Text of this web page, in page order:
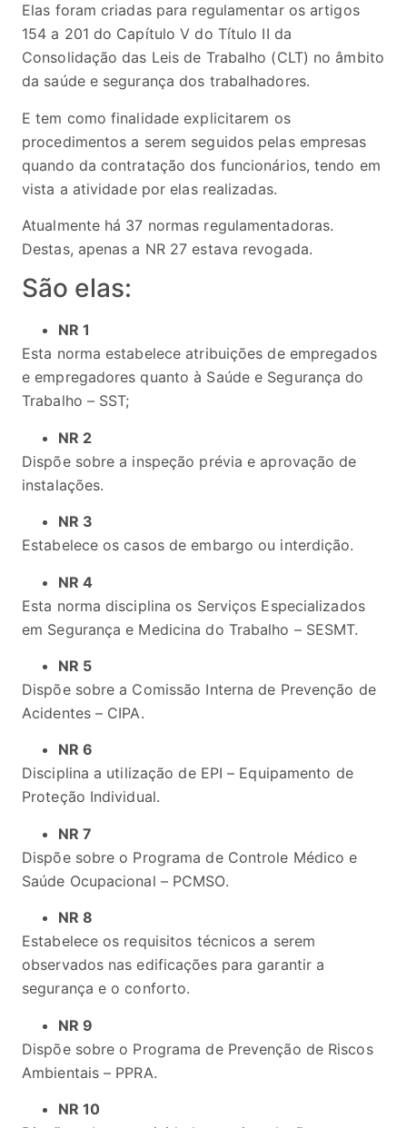
Elas foram criadas para regulamentar os artigos
154 a 201 do Capítulo V do Título II da
Consolidação das Leis de Trabalho (CLT) no âmbito
da saúde e segurança dos trabalhadores.
E tem como finalidade explicitarem os
procedimentos a serem seguidos pelas empresas
quando da contratação dos funcionários, tendo em
vista a atividade por elas realizadas.
Atualmente há 37 normas regulamentadoras.
Destas, apenas a NR 27 estava revogada.
São elas:
NR 1
Esta norma estabelece atribuições de empregados
e empregadores quanto à Saúde e Segurança do
Trabalho – SST;
NR 2
Dispõe sobre a inspeção prévia e aprovação de
instalações.
NR 3
Estabelece os casos de embargo ou interdição.
NR 4
Esta norma disciplina os Serviços Especializados
em Segurança e Medicina do Trabalho – SESMT.
NR 5
Dispõe sobre a Comissão Interna de Prevenção de
Acidentes – CIPA.
NR 6
Disciplina a utilização de EPI – Equipamento de
Proteção Individual.
NR 7
Dispõe sobre o Programa de Controle Médico e
Saúde Ocupacional – PCMSO.
NR 8
Estabelece os requisitos técnicos a serem
observados nas edificações para garantir a
segurança e o conforto.
NR 9
Dispõe sobre o Programa de Prevenção de Riscos
Ambientais – PPRA.
NR 10